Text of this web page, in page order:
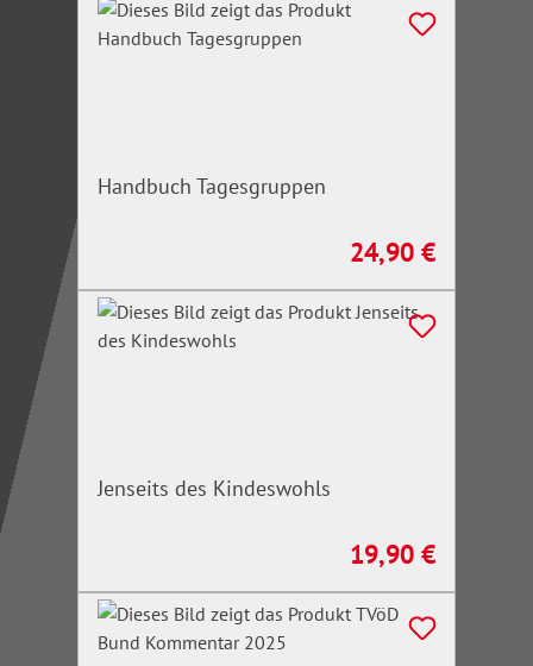
Handbuch Tagesgruppen
Regulärer Preis:
24,90 €
Jenseits des Kindeswohls
Regulärer Preis:
19,90 €